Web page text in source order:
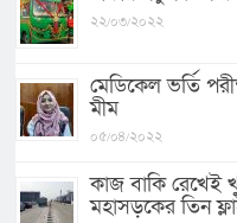
২২/০৩/২০২২
মেডিকেল ভর্তি
মীম
০৫/০৪/২০২২
কাজ বাকি রেখেই
মহাসড়কের তিন